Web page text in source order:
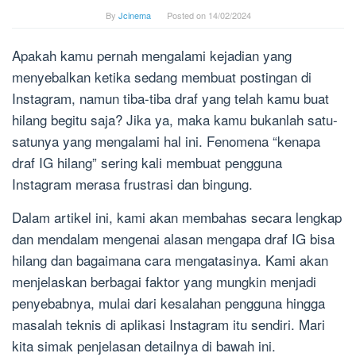
By Jcinema Posted on 14/02/2024
Apakah kamu pernah mengalami kejadian yang
menyebalkan ketika sedang membuat postingan di
Instagram, namun tiba-tiba draf yang telah kamu buat
hilang begitu saja? Jika ya, maka kamu bukanlah satu-
satunya yang mengalami hal ini. Fenomena “kenapa
draf IG hilang” sering kali membuat pengguna
Instagram merasa frustrasi dan bingung.
Dalam artikel ini, kami akan membahas secara lengkap
dan mendalam mengenai alasan mengapa draf IG bisa
hilang dan bagaimana cara mengatasinya. Kami akan
menjelaskan berbagai faktor yang mungkin menjadi
penyebabnya, mulai dari kesalahan pengguna hingga
masalah teknis di aplikasi Instagram itu sendiri. Mari
kita simak penjelasan detailnya di bawah ini.